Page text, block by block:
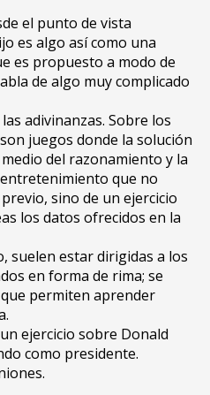
el punto de vista
es algo así como una
es propuesto a modo de
de algo muy complicado
adivinanzas. Sobre los
juegos donde la solución
del razonamiento y la
que no
sino de un ejercicio
los datos ofrecidos en la
suelen estar dirigidas a los
en forma de rima; se
permiten aprender
ejercicio sobre Donald
como presidente.